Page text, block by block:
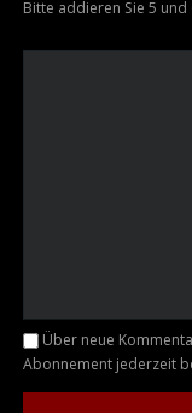
Bitte addieren Sie 5 und
Kommentar
Über neue
Abonnement jederzeit